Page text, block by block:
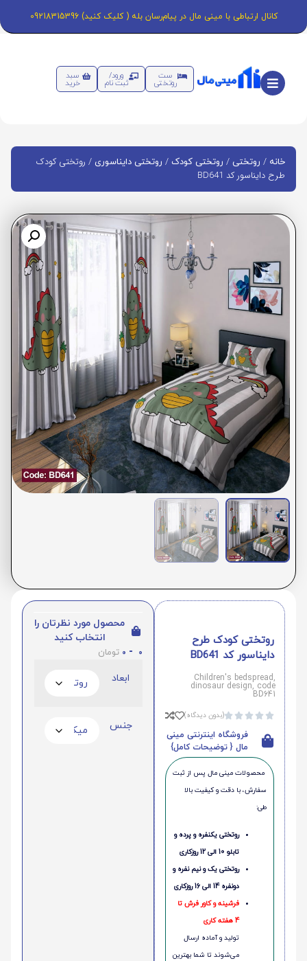
کانال ارتباطی با مینی مال در پیام‌رسان بله ( کلیک کنید) 09218315396
ست
روتختی
ورود/
ثبت نام
سبد
خرید
خانه / روتختی / روتختی کودک / روتختی دایناسوری / روتختی کودک
طرح دایناسور کد BD641
روتختی کودک طرح
دایناسور کد BD641
Children's bedspread,
dinosaur design, code
BD641




(بدون دیدگاه)
فروشگاه اینترنتی مینی
مال { توضیحات کامل}
محصولات مینی‌ مال پس از ثبت
سفارش، با دقت و کیفیت بالا
طی:
روتختی یکنفره و پرده و
تابلو 10 الی 12 روزکاری
روتختی یک و نیم نفره و
دونفره 14 الی 16 روزکاری
فرشینه و کاور فرش تا
4 هفته کاری
تولید و آماده ارسال
می‌شوند تا شما بهترین
محصول مورد نظرتان را
انتخاب کنید
0
-
0 تومان
ابعاد
جنس